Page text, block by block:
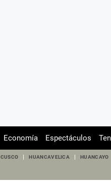
Economía Espectáculos
CUSCO HUANCAVELICA HUANCAYO